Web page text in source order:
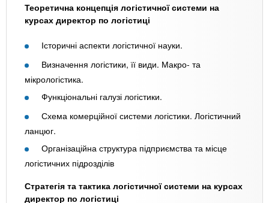
Теоретична концепція логістичної системи на
курсах директор по логістиці
Історичні аспекти логістичної науки.
Визначення логістики, її види. Макро- та
мікрологістика.
Функціональні галузі логістики.
Схема комерційної системи логістики. Логістичний
ланцюг.
Організаційна структура підприємства та місце
логістичних підрозділів
Стратегія та тактика логістичної системи на курсах
директор по логістиці